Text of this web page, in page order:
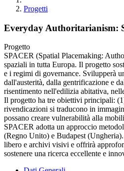
Progetti
Everyday Authoritarianism:
Progetto
SPACER (Spatial Placemaking:
spaziali in tutta Europa. Il progetto
e i regimi di governance. Svilupperà
dall'austerità, dalla gentrificazione e
risentimento nell'edilizia abitativa,
Il progetto ha tre obiettivi principali:
rivendicazioni si traducono in
possano creare vulnerabilità alla
SPACER adotta un approccio
(Regno Unito) e Budapest
libero e archivi visivi e offrirà
sostenere una ricerca eccellente e